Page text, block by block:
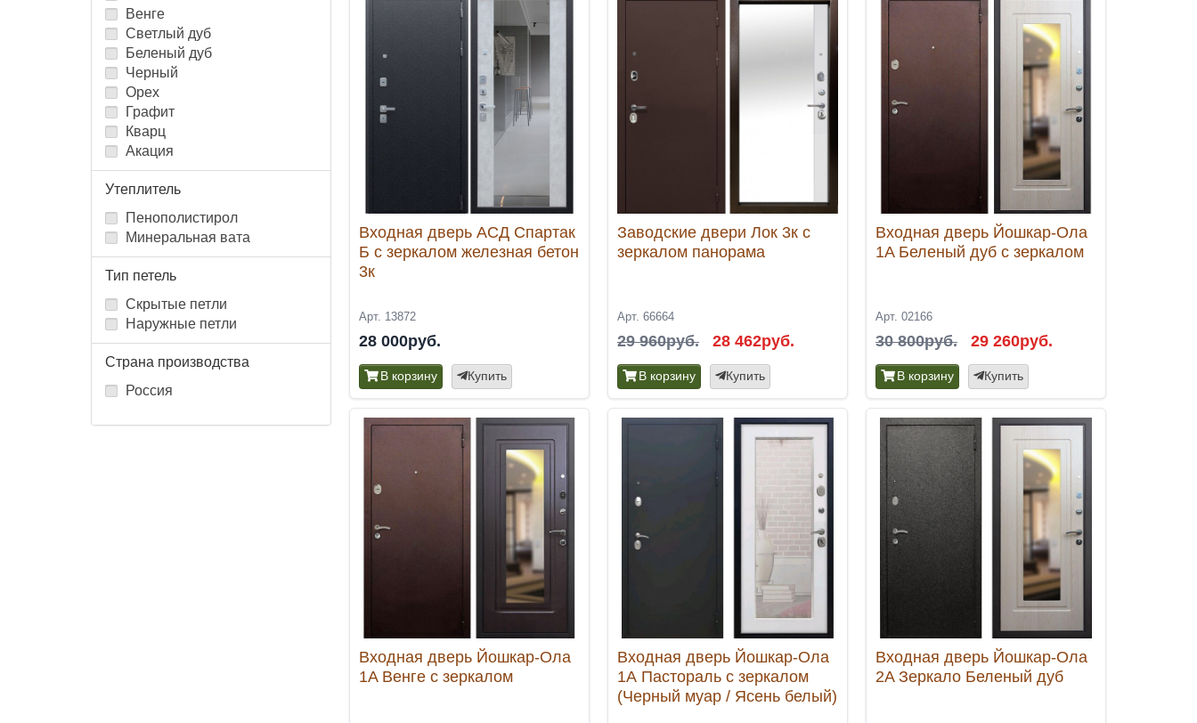
Венге
Светлый дуб
Беленый дуб
Черный
Орех
Графит
Кварц
Акация
Утеплитель
Пенополистирол
Минеральная вата
Тип петель
Скрытые петли
Наружные петли
Страна производства
Россия
Входная дверь АСД Спартак
Б с зеркалом железная бетон
3к
Арт. 13872
28 000руб.
В корзину Купить
Заводские двери Лок 3к с
зеркалом панорама
Арт. 66664
29 960руб. 28 462руб.
В корзину Купить
Входная дверь Йошкар-Ола
1A Беленый дуб с зеркалом
Арт. 02166
30 800руб. 29 260руб.
В корзину Купить
Входная дверь Йошкар-Ола
1A Венге с зеркалом
Входная дверь Йошкар-Ола
1А Пастораль с зеркалом
(Черный муар / Ясень белый)
Входная дверь Йошкар-Ола
2A Зеркало Беленый дуб